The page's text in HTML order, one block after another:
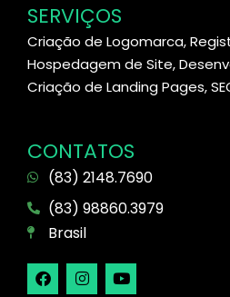
SERVIÇOS
Criação de Logomarca,
Hospedagem de Site,
Criação de Landing Pages,
CONTATOS
(83) 2148.7690
(83) 98860.3979
Brasil